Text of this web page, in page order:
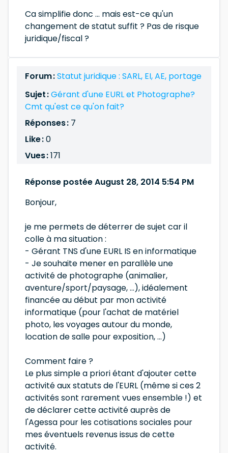
Ca simplifie donc ... mais est-ce qu'un
changement de statut suffit ? Pas de risque
juridique/fiscal ?
Forum :Statut juridique : SARL, EI, AE, portage
Sujet :Gérant d'une EURL et Photographe?
Cmt qu'est ce qu'on fait?
Réponses : 7
Like :0
Vues :171
Réponse postée August 28, 2014 5:54 PM
Bonjour,
je me permets de déterrer de sujet car il
colle à ma situation :
- Gérant TNS d'une EURL IS en informatique
- Je souhaite mener en parallèle une
activité de photographe (animalier,
aventure/sport/paysage, ...), idéalement
financée au début par mon activité
informatique (pour l'achat de matériel
photo, les voyages autour du monde,
location de salle pour exposition, ...)
Comment faire ?
Le plus simple a priori étant d'ajouter cette
activité aux statuts de l'EURL (même si ces 2
activités sont rarement vues ensemble !) et
de déclarer cette activité auprès de
l'Agessa pour les cotisations sociales pour
mes éventuels revenus issus de cette
activité.